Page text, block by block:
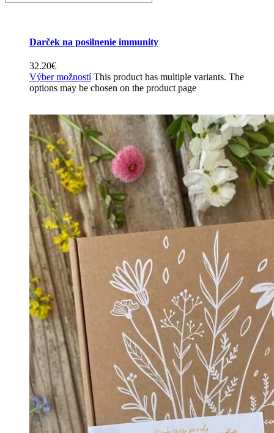
Darček na posilnenie immunity
32.20€
Výber možností This product has multiple variants. The
options may be chosen on the product page